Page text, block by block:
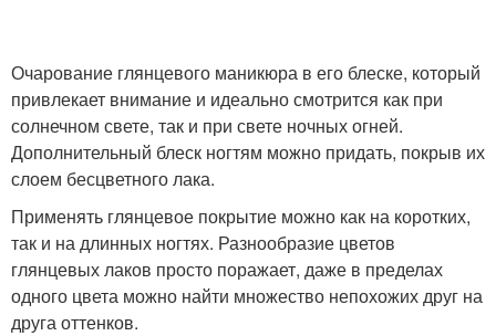
Очарование глянцевого маникюра в его блеске, который
привлекает внимание и идеально смотрится как при
солнечном свете, так и при свете ночных огней.
Дополнительный блеск ногтям можно придать, покрыв их
слоем бесцветного лака.
Применять глянцевое покрытие можно как на коротких,
так и на длинных ногтях. Разнообразие цветов
глянцевых лаков просто поражает, даже в пределах
одного цвета можно найти множество непохожих друг на
друга оттенков.